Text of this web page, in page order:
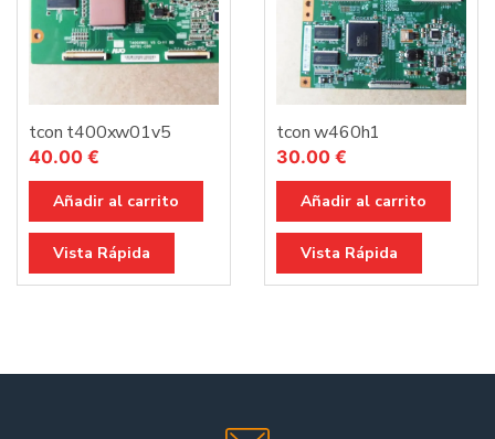
tcon t400xw01v5
40.00 €
Añadir al carrito
Vista Rápida
tcon w460h1
30.00 €
Añadir al carrito
Vista Rápida